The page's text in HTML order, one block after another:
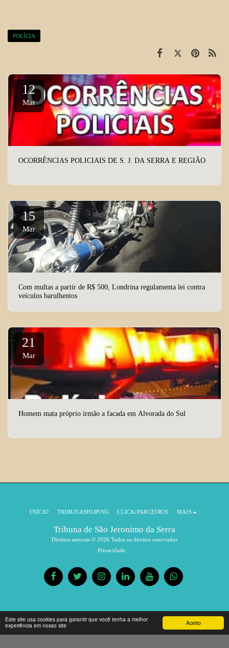
Aceito
Este site usa cookies para garantir que você tenha a melhor
experiência em nosso site
POLÍCIA
12
Mar
OCORRÊNCIAS POLICIAIS DE S. J. DA SERRA E REGIÃO
15
Mar
Com multas a partir de R$ 500, Londrina regulamenta lei contra
veículos barulhentos
21
Mar
Homem mata próprio irmão a facada em Alvorada do Sul
Tribuna de São Jeronimo da Serra
Direitos autorais © 2026 Todos os direitos reservados
Privacidade
INÍCIO TRIBUNASHOPING CLICK/PARCEIROS MAIS